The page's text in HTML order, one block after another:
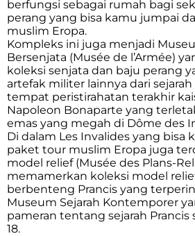
berfungsi sebagai rumah bagi
perang yang bisa kamu jumpai
muslim Eropa.
Kompleks ini juga menjadi
Bersenjata (Musée de l’Armée)
koleksi senjata dan baju perang
artefak militer lainnya dari sejarah
tempat peristirahatan terakhir
Napoleon Bonaparte yang
emas yang megah di Dôme des
Di dalam Les Invalides yang bisa
paket tour muslim Eropa juga
model relief (Musée des Plans-
memamerkan koleksi model
berbenteng Prancis yang
Museum Sejarah Kontemporer
pameran tentang sejarah Prancis
18.